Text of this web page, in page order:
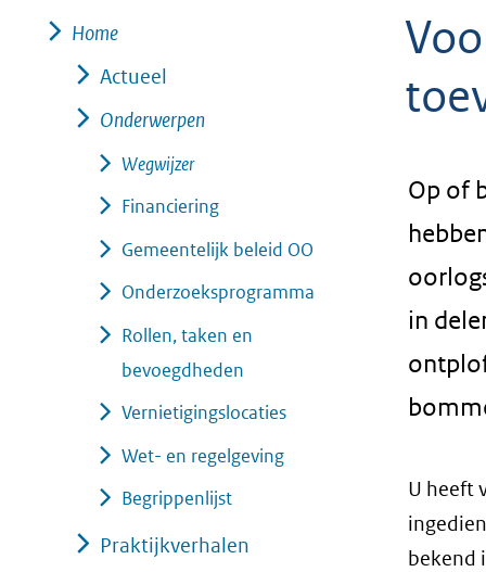
Op of
in
U heeft
bekend
Home
Actueel
Onderwerpen
Wegwijzer
Financiering
Gemeentelijk beleid OO
Onderzoeksprogramma
Rollen, taken en
bevoegdheden
Vernietigingslocaties
Wet- en regelgeving
Begrippenlijst
Praktijkverhalen